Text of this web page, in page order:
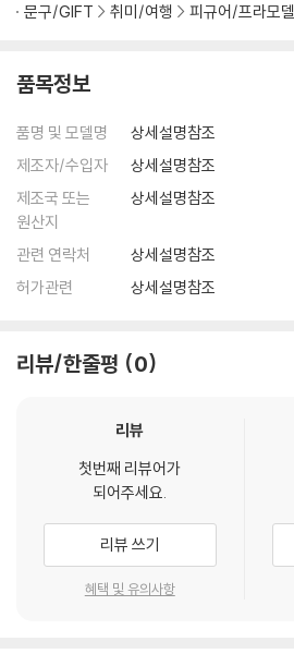
문구/GIFT 취미/여행 피규어/프라모델
품목정보
품명 및 모델명
상세설명참조
제조자/수입자
상세설명참조
제조국 또는
원산지
상세설명참조
관련 연락처
상세설명참조
허가관련
상세설명참조
리뷰/한줄평 0
리뷰
첫번째 리뷰어가
되어주세요.
리뷰 쓰기
혜택 및 유의사항